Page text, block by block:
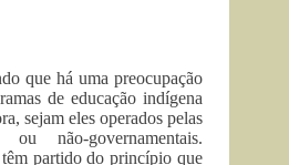
que há uma preocupação
de educação indígena
sejam eles operados pelas
ou não-governamentais.
partido do princípio que